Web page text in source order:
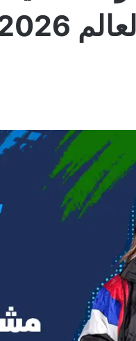
2026